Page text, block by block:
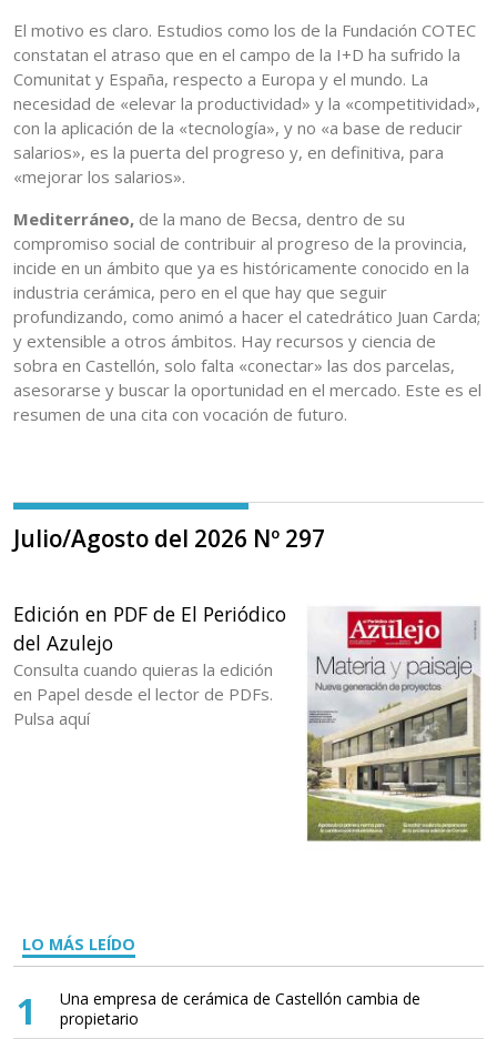
El motivo es claro. Estudios como los de la Fundación COTEC
constatan el atraso que en el campo de la I+D ha sufrido la
Comunitat y España, respecto a Europa y el mundo. La
necesidad de «elevar la productividad» y la «competitividad»,
con la aplicación de la «tecnología», y no «a base de reducir
salarios», es la puerta del progreso y, en definitiva, para
«mejorar los salarios».
Mediterráneo, de la mano de Becsa, dentro de su
compromiso social de contribuir al progreso de la provincia,
incide en un ámbito que ya es históricamente conocido en la
industria cerámica, pero en el que hay que seguir
profundizando, como animó a hacer el catedrático Juan Carda;
y extensible a otros ámbitos. Hay recursos y ciencia de
sobra en Castellón, solo falta «conectar» las dos parcelas,
asesorarse y buscar la oportunidad en el mercado. Este es el
resumen de una cita con vocación de futuro.
Julio/Agosto del 2026 Nº 297
Edición en PDF de El Periódico
del Azulejo
Consulta cuando quieras la edición
en Papel desde el lector de PDFs.
Pulsa aquí
LO MÁS LEÍDO
1
Una empresa de cerámica de Castellón cambia de
propietario